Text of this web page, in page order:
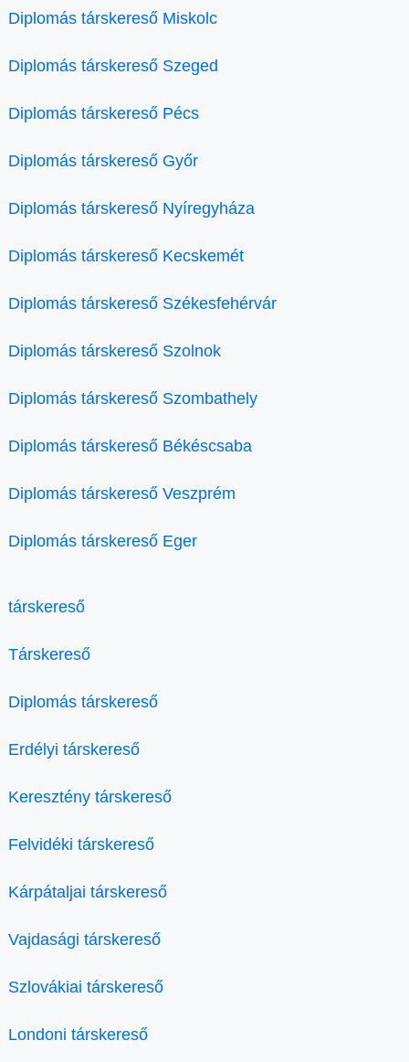
Diplomás társkereső Miskolc
Diplomás társkereső Szeged
Diplomás társkereső Pécs
Diplomás társkereső Győr
Diplomás társkereső Nyíregyháza
Diplomás társkereső Kecskemét
Diplomás társkereső Székesfehérvár
Diplomás társkereső Szolnok
Diplomás társkereső Szombathely
Diplomás társkereső Békéscsaba
Diplomás társkereső Veszprém
Diplomás társkereső Eger
társkereső
Társkereső
Diplomás társkereső
Erdélyi társkereső
Keresztény társkereső
Felvidéki társkereső
Kárpátaljai társkereső
Vajdasági társkereső
Szlovákiai társkereső
Londoni társkereső